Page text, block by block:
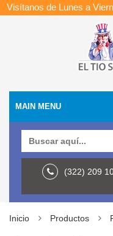
Visítanos de Lunes a
MAIN MENU
(322) 209
Inicio Productos